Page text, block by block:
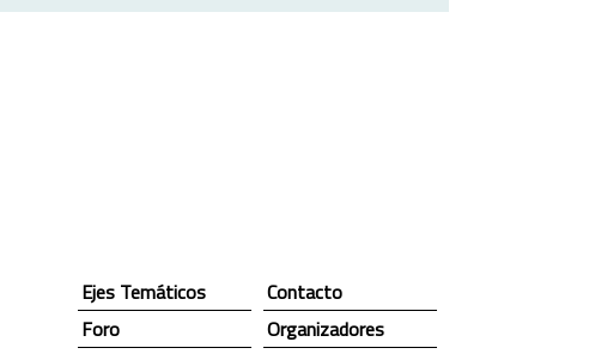
Ejes Temáticos
Contacto
Foro
Organizadores